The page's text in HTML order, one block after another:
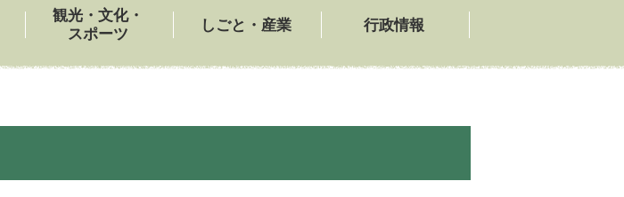
観光・文化・
スポーツ
しごと・産業 行政情報